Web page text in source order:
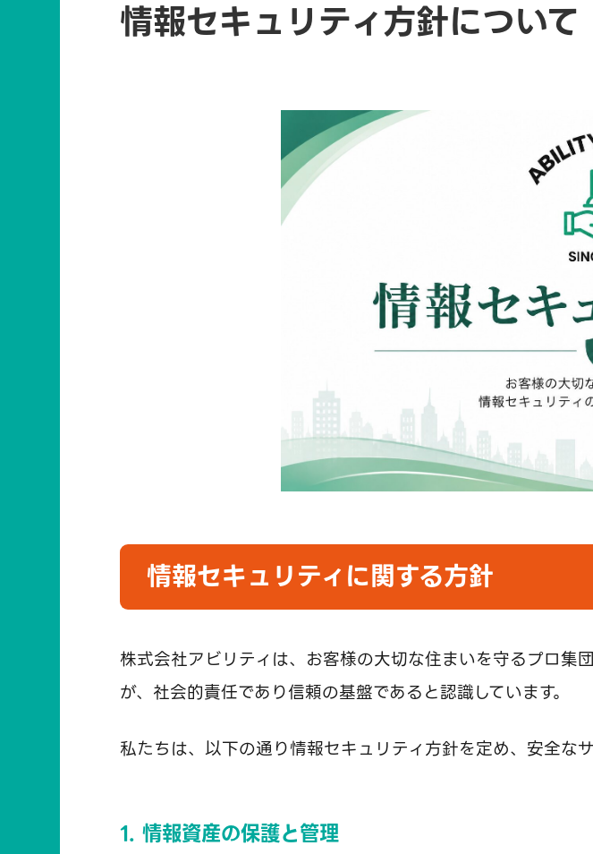
情報セキュリティ方針について
情報セキュリティに関する方針
株式会社アビリティは、お客様の大切な住まいを守るプロ集
が、社会的責任であり信頼の基盤であると認識しています。
私たちは、以下の通り情報セキュリティ方針を定め、安全な
1. 情報資産の保護と管理